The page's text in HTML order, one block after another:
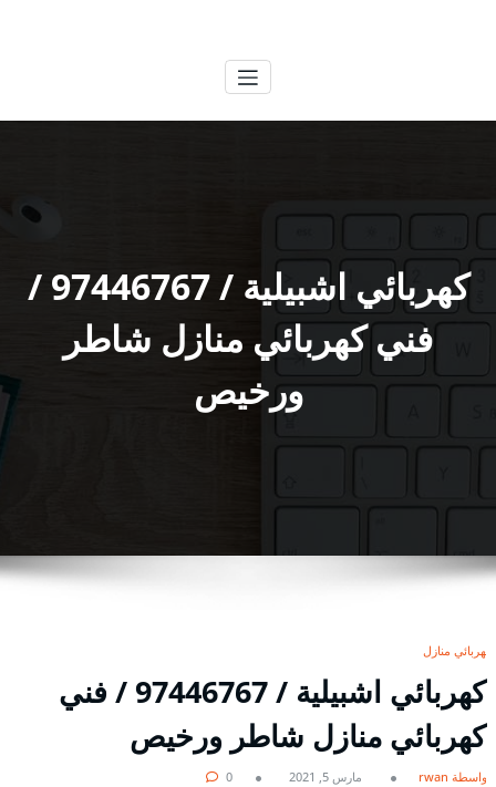
كهربائي اشبيلية / 97446767 /
فني كهربائي منازل شاطر
ورخيص
كهربائي منازل
كهربائي اشبيلية / 97446767 / فني
كهربائي منازل شاطر ورخيص
بواسطة rwan مارس 5, 2021 0